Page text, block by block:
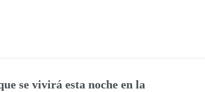
se vivirá esta noche en la